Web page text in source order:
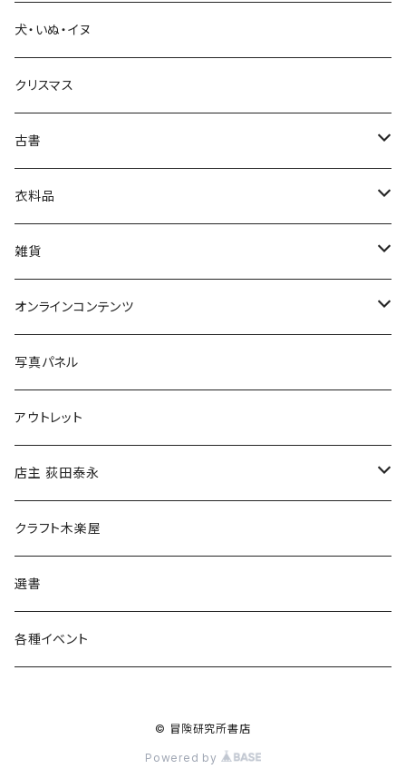
生活・暮らし
芸術・絵画・写真
絵本・児童書
娯楽・エンターテインメント
犬・いぬ・イヌ
クリスマス
古書
古書セット
美術
衣料品
POLEWARDS
Tシャツ
雑貨
バッグ
ブックカバー
マグカップ
傘
食料品
その他
オンラインコンテンツ
冒険クロストーク
写真パネル
アウトレット
店主 荻田泰永
書籍
ウェア
クラフト木楽屋
選書
各種イベント
© 冒険研究所書店
Powered by